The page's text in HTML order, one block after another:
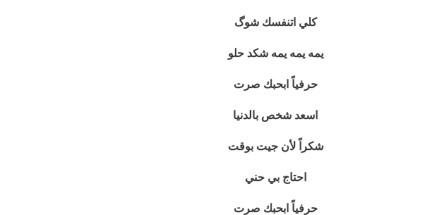
كلي اتنفسك شوگ
يمه يمه يمه شكد حلو
حرفياً ابحبك صرت
اسعد شخص بالدنيا
شكراً لأن جيت بوقت
احتاج بي حني
حرفياً ابحبك صرت